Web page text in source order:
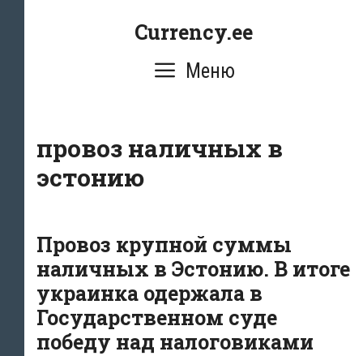
Currency.ee
Меню
провоз наличных в
эстонию
Провоз крупной суммы
наличных в Эстонию. В итоге
украинка одержала в
Государственном суде
победу над налоговиками